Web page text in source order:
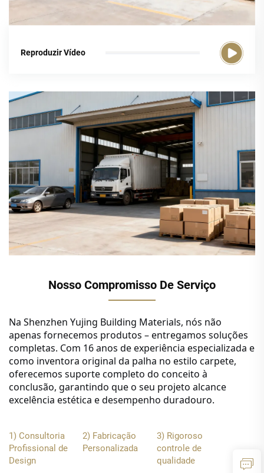
Reproduzir Vídeo
Nosso Compromisso De Serviço
Na Shenzhen Yujing Building Materials, nós não
apenas fornecemos produtos – entregamos soluções
completas. Com 16 anos de experiência especializada e
como inventora original da palha no estilo carpete,
oferecemos suporte completo do conceito à
conclusão, garantindo que o seu projeto alcance
excelência estética e desempenho duradouro.
1) Consultoria
Profissional de
Design
2) Fabricação
Personalizada
3) Rigoroso
controle de
qualidade